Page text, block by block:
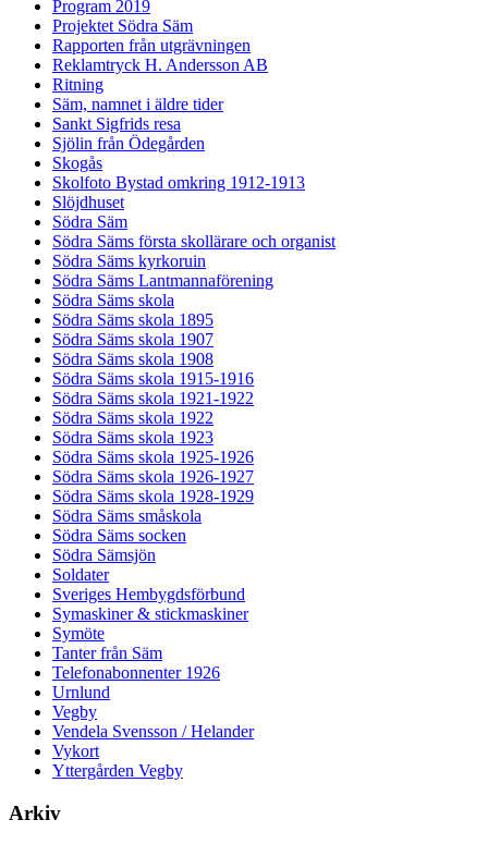
Program 2019
Projektet Södra Säm
Rapporten från utgrävningen
Reklamtryck H. Andersson AB
Ritning
Säm, namnet i äldre tider
Sankt Sigfrids resa
Sjölin från Ödegården
Skogås
Skolfoto Bystad omkring 1912-1913
Slöjdhuset
Södra Säm
Södra Säms första skollärare och organist
Södra Säms kyrkoruin
Södra Säms Lantmannaförening
Södra Säms skola
Södra Säms skola 1895
Södra Säms skola 1907
Södra Säms skola 1908
Södra Säms skola 1915-1916
Södra Säms skola 1921-1922
Södra Säms skola 1922
Södra Säms skola 1923
Södra Säms skola 1925-1926
Södra Säms skola 1926-1927
Södra Säms skola 1928-1929
Södra Säms småskola
Södra Säms socken
Södra Sämsjön
Soldater
Sveriges Hembygdsförbund
Symaskiner & stickmaskiner
Symöte
Tanter från Säm
Telefonabonnenter 1926
Urnlund
Vegby
Vendela Svensson / Helander
Vykort
Yttergården Vegby
Arkiv